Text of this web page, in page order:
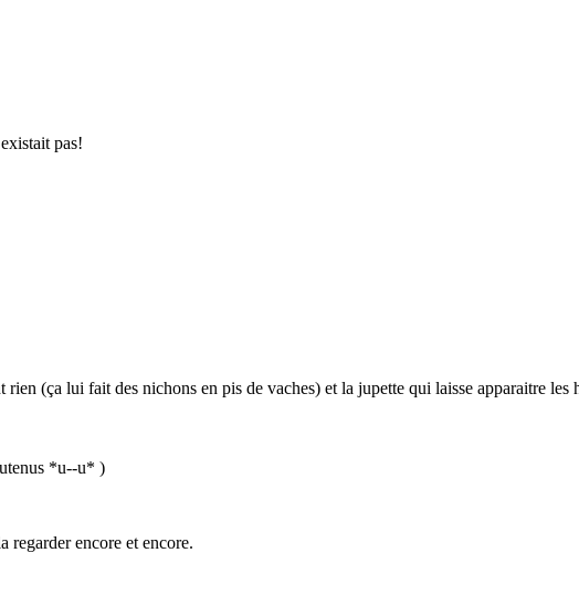
pas!
(ça lui fait des nichons en pis de vaches) et la jupette qui laisse apparaitre les
*u--u* )
regarder encore et encore.